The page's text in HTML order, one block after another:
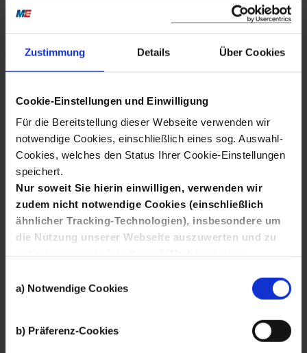
Zustimmung Details Über Cookies
Cookie-Einstellungen und Einwilligung
Für die Bereitstellung dieser Webseite verwenden wir
notwendige Cookies, einschließlich eines sog. Auswahl-
Cookies, welches den Status Ihrer Cookie-Einstellungen
speichert.
Nur soweit Sie hierin einwilligen, verwenden wir
zudem nicht notwendige Cookies (einschließlich
ähnlicher Tracking-Technologien), insbesondere um
die Nutzung unserer Webseite auszuwerten und zu
Kanälen anzusprechen und Ihnen Angebote von
Hierfür setzen wir die Dienste von Drittanbietern wie
Google, Facebook und Twitter ein, die Ihre Daten
a) Notwendige Cookies
b) Präferenz-Cookies
mehr
QUALIFIZIERUNG UND WEITERBILDUNG 4.0
BBNE-EcoNet
Wonach
suchen